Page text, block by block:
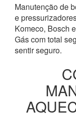
Manutenção de
e
Komeco, Bosch
Gás com total
sentir seguro.